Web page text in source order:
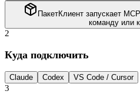
ПакетКлиент запускает
команду или
2
Куда подключить
Claude Codex VS Code / Cursor
3